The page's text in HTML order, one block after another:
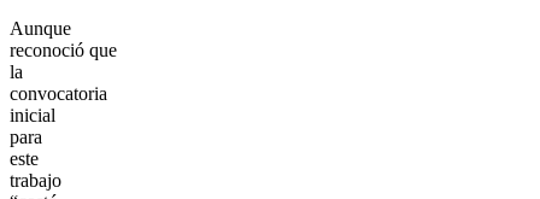
Aunque
reconoció que
la
convocatoria
inicial
para
este
trabajo